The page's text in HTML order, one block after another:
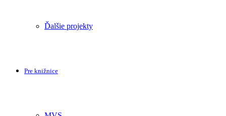
Ďalšie projekty
Pre knižnice